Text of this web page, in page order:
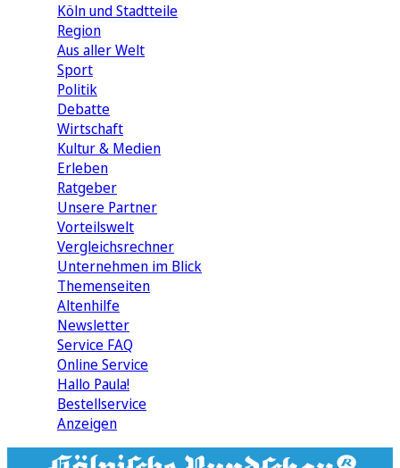
Köln und Stadtteile
Region
Aus aller Welt
Sport
Politik
Debatte
Wirtschaft
Kultur & Medien
Erleben
Ratgeber
Unsere Partner
Vorteilswelt
Vergleichsrechner
Unternehmen im Blick
Themenseiten
Altenhilfe
Newsletter
Service FAQ
Online Service
Hallo Paula!
Bestellservice
Anzeigen